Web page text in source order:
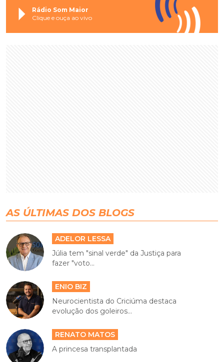
Rádio Som Maior
Clique e ouça ao vivo
AS ÚLTIMAS DOS BLOGS
ADELOR LESSA
Júlia tem "sinal verde" da Justiça para
fazer "voto...
ENIO BIZ
Neurocientista do Criciúma destaca
evolução dos goleiros...
RENATO MATOS
A princesa transplantada